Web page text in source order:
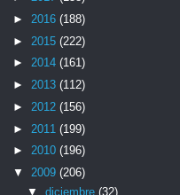
► 2016 (188)
► 2015 (222)
► 2014 (161)
► 2013 (112)
► 2012 (156)
► 2011 (199)
► 2010 (196)
▼ 2009 (206)
▼ diciembre (32)